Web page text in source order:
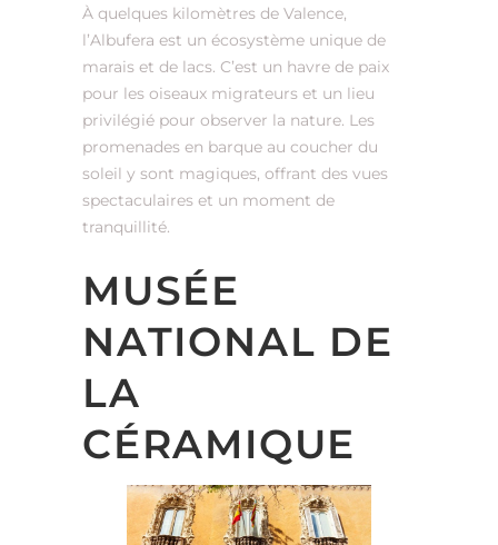
À quelques kilomètres de Valence,
l’Albufera est un écosystème unique de
marais et de lacs. C’est un havre de paix
pour les oiseaux migrateurs et un lieu
privilégié pour observer la nature. Les
promenades en barque au coucher du
soleil y sont magiques, offrant des vues
spectaculaires et un moment de
tranquillité.
MUSÉE
NATIONAL DE
LA
CÉRAMIQUE